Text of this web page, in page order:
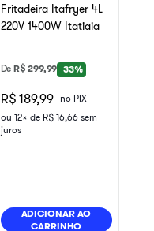
Fritadeira Itafryer 4L
220V 1400W Itatiaia
DeR$299,99 33%
R$ 189,99
no PIX
ou 12x de R$ 16,66 sem
juros
ADICIONAR AO
CARRINHO